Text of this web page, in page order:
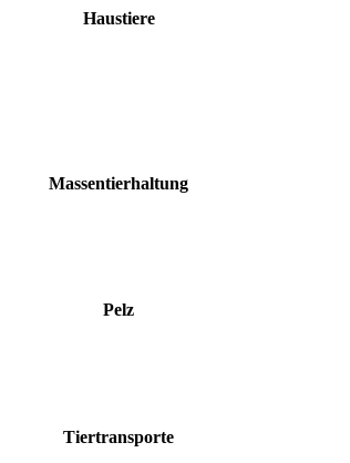
Haustiere
Massentierhaltung
Pelz
Tiertransporte